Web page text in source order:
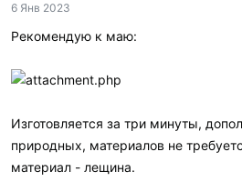
6 Янв 2023
Рекомендую к маю:
Изготовляется за три минуты,
природных, материалов не
материал - лещина.